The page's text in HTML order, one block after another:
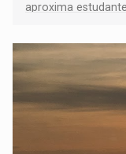
aproxima